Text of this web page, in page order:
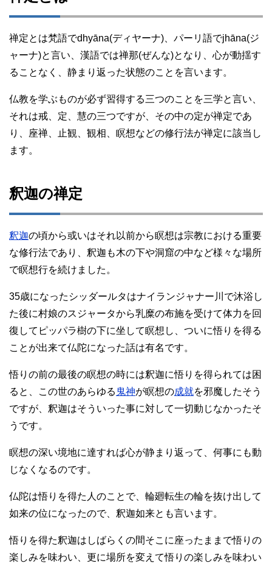
禅定とは梵語でdhyāna(ディヤーナ)、パーリ語でjhāna(ジ
ャーナ)と言い、漢語では禅那(ぜんな)となり、心が動揺す
ることなく、静まり返った状態のことを言います。
仏教を学ぶものが必ず習得する三つのことを三学と言い、
それは戒、定、慧の三つですが、その中の定が禅定であ
り、座禅、止観、観相、瞑想などの修行法が禅定に該当し
ます。
釈迦の禅定
釈迦の頃から或いはそれ以前から瞑想は宗教における重要
な修行法であり、釈迦も木の下や洞窟の中など様々な場所
で瞑想行を続けました。
35歳になったシッダールタはナイランジャナー川で沐浴し
た後に村娘のスジャータから乳糜の布施を受けて体力を回
復してピッパラ樹の下に坐して瞑想し、ついに悟りを得る
ことが出来て仏陀になった話は有名です。
悟りの前の最後の瞑想の時には釈迦に悟りを得られては困
ると、この世のあらゆる 鬼神が瞑想の成就を邪魔したそう
ですが、釈迦はそういった事に対して一切動じなかったそ
うです。
瞑想の深い境地に達すれば心が静まり返って、何事にも動
じなくなるのです。
仏陀は悟りを得た人のことで、輪廻転生の輪を抜け出して
如来の位になったので、釈迦如来とも言います。
悟りを得た釈迦はしばらくの間そこに座ったままで悟りの
楽しみを味わい、更に場所を変えて悟りの楽しみを味わい